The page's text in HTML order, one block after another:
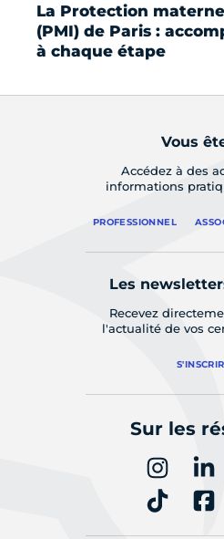
La Protection
(PMI) de Paris :
à chaque étape
Vous
Accédez à des
informations
PROFESSIONNEL
Les
Recevez
l'actualité de vos
Sur les